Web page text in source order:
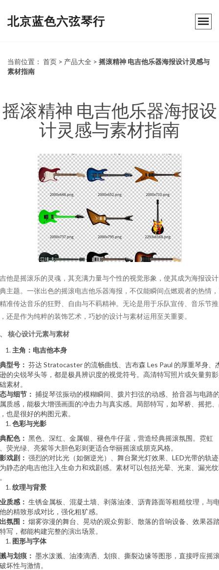
北京蓝色六弦琴行
当前位置： 首页 > 产品大全 > 摇滚精神 电吉他乐器海报设计灵感与
素材指南
摇滚精神 电吉他乐器海报设
计灵感与素材指南
他是摇滚乐的灵魂，其充满力量与个性的视觉形象，使其成为海报设
主题。一张出色的摇滚电吉他乐器海报，不仅能瞬间点燃观者的热情
准传达音乐的狂野、自由与不羁精神。无论是用于乐队宣传、音乐节推
还是作为纯粹的装饰艺术，巧妙的设计与素材运用至关重要。
核心设计元素与素材
主角：电吉他本身
型号： 芬达 Stratocaster 的流畅曲线、吉布森 Les Paul 的厚重琴身、
的尖锐琴头等，都是极具辨识度的视觉符号。高清特写照片或矢量剪
素材。
与细节： 捕捉琴弦振动的模糊瞬间、拨片扫弦的动感、拾音器与电路
质感，能极大增强画面的冲击力与真实感。局部特写，如琴桥、摇把
也是很好的构图元素。
色彩与光影
配色： 黑色、深红、金属银、褪色牛仔蓝，营造经典摇滚氛围。霓虹
荧光绿、亮紫等大胆色彩则更适合华丽摇滚或朋克风格。
戏剧： 强烈的对比光（如侧逆光）、舞台聚光灯效果、LED光带的轨
静态的电吉他注入生命力和戏剧感。素材可以包括光晕、光束、漏光
纹理与背景
质感： 生锈金属板、混凝土墙、剥落油漆、沥青路面等粗糙纹理，与
的精致形成对比，强化粗犷感。
氛围： 烟雾弥漫的舞台、晃动的观众剪影、散落的音响设备、效果器
写，都能构建完整的演出场景。
图形与字体
与划痕： 墨水泼溅、油漆滴洒、划痕、撕裂边缘等图形，直接呼应摇
坏性与激情。